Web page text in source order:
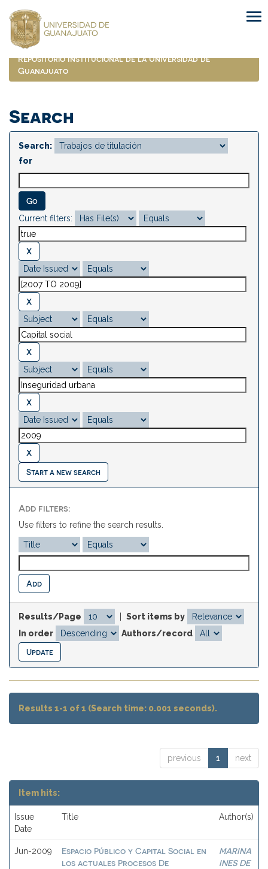
navigation
Repositorio Institucional de la Universidad de
Guanajuato
Search
Search:
for
Current filters:
Start a new search
Add filters:
Use filters to refine the search results.
Results/Page
Sort items by
In order
Authors/record
Results 1-1 of 1 (Search time: 0.001 seconds).
previous 1 next
Item hits:
Issue
Date
Title Author(s)
Jun-2009
Espacio Público y Capital Social en
los actuales Procesos De
MARINA
INES DE